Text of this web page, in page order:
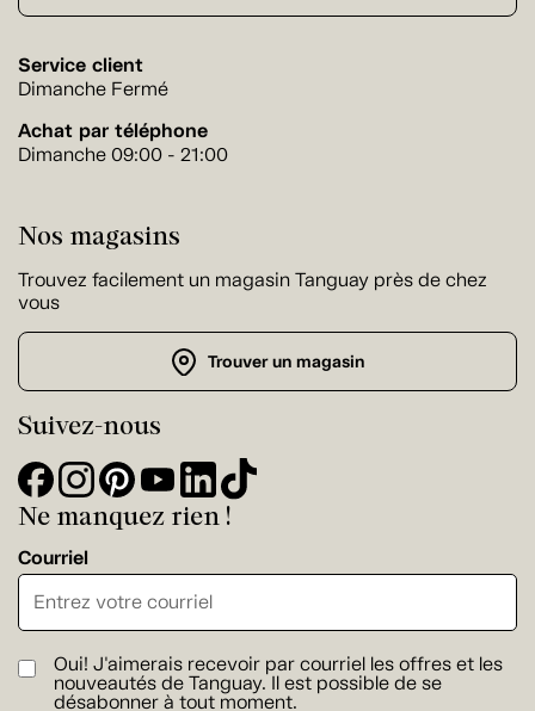
Service client
Dimanche Fermé
Achat par téléphone
Dimanche 09:00 - 21:00
Nos magasins
Trouvez facilement un magasin Tanguay près de chez
vous
Trouver un magasin
Suivez-nous
Ne manquez rien !
Courriel
Oui! J'aimerais recevoir par courriel les offres et les
nouveautés de Tanguay. Il est possible de se
désabonner à tout moment.